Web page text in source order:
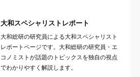
大和スペシャリストレポート
大和総研の研究員による大和スペシャリスト
レポートページです。大和総研の研究員・エ
コノミストが話題のトピックスを独自の視点
でわかりやすく解説します。